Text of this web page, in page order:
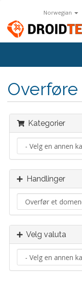
Norwegian
Kategorier
Handlinger
Velg valuta